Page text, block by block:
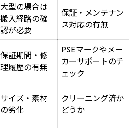
大型の場合は
搬入経路の確
認が必要
保証・メンテナン
ス対応の有無
保証期間・修
理履歴の有無
PSEマークやメー
カーサポートのチ
ェック
サイズ・素材
の劣化
クリーニング済か
どうか